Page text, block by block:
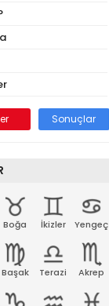
Sonuçlar
Boğa İkizler Yengeç
Başak Terazi Akrep